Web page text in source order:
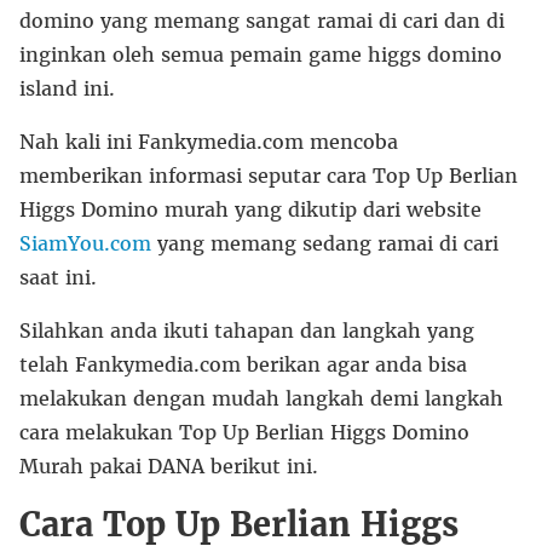
domino yang memang sangat ramai di cari dan di
inginkan oleh semua pemain game higgs domino
island ini.
Nah kali ini Fankymedia.com mencoba
memberikan informasi seputar cara Top Up Berlian
Higgs Domino murah yang dikutip dari website
SiamYou.com yang memang sedang ramai di cari
saat ini.
Silahkan anda ikuti tahapan dan langkah yang
telah Fankymedia.com berikan agar anda bisa
melakukan dengan mudah langkah demi langkah
cara melakukan Top Up Berlian Higgs Domino
Murah pakai DANA berikut ini.
Cara Top Up Berlian Higgs